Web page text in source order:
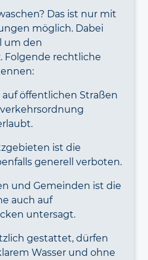
Das ist nur mit
möglich. Dabei
um den
Folgende rechtliche
öffentlichen Straßen
ist die
generell verboten.
und Gemeinden ist die
auch auf
untersagt.
gestattet, dürfen
Wasser und ohne